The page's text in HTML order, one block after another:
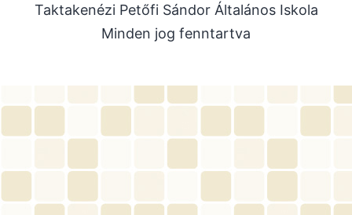
2025. július
2025. június
2025. január
2024. december
2024. november
Taktakenézi Petőfi Sándor Általános Iskola
Minden jog fenntartva